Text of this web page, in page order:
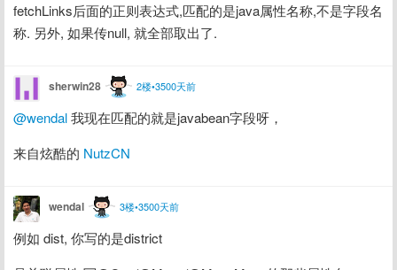
fetchLinks后面的正则表达式,匹配的是java属性名称,不是字段名
称. 另外, 如果传null, 就全部取出了.
sherwin28 2楼•3500天前
@wendal 我现在匹配的就是javabean字段呀，
来自炫酷的 NutzCN
wendal 3楼•3500天前
例如 dist, 你写的是district